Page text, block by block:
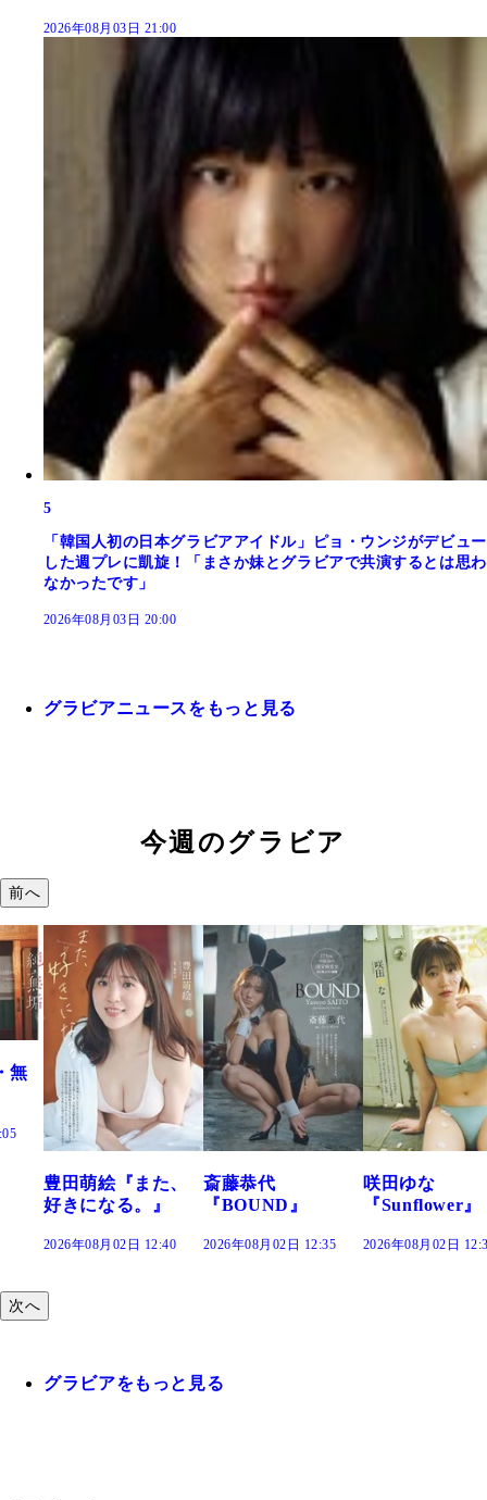
2026年08月03日 21:00
5
「韓国人初の日本グラビアアイドル」ピョ・ウンジがデビュー
した週プレに凱旋！「まさか妹とグラビアで共演するとは思わ
なかったです」
2026年08月03日 20:00
グラビアニュースをもっと見る
今週のグラビア
前へ
斎藤恭代
『BOUND』
2026年08月02日 12:35
咲田ゆな
『Sunflower』
2026年08月02日 12:30
藤水咲桜『花
だまり』
2026年08月02日
次へ
グラビアをもっと見る